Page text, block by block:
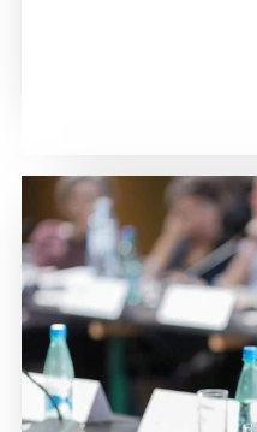
Voir
Politique de Cookies